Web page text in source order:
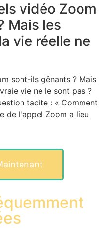
vidéo Zoom
Mais les
vie réelle ne
sont-ils gênants ? Mais
vie ne le sont pas ?
tacite : « Comment
de l'appel Zoom a lieu